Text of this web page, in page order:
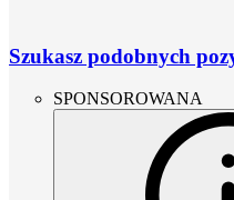
Szukasz podobnych
SPONSOROWANA